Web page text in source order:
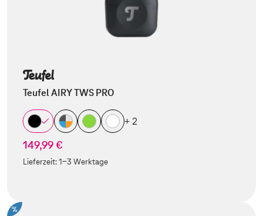
Teufel AIRY TWS PRO
+ 2
149,99 €
Lieferzeit:1-3 Werktage
%